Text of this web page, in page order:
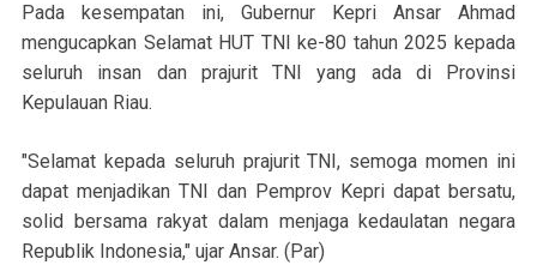
Pada kesempatan ini, Gubernur Kepri Ansar Ahmad
mengucapkan Selamat HUT TNI ke-80 tahun 2025 kepada
seluruh insan dan prajurit TNI yang ada di Provinsi
Kepulauan Riau.
"Selamat kepada seluruh prajurit TNI, semoga momen ini
dapat menjadikan TNI dan Pemprov Kepri dapat bersatu,
solid bersama rakyat dalam menjaga kedaulatan negara
Republik Indonesia," ujar Ansar. (Par)